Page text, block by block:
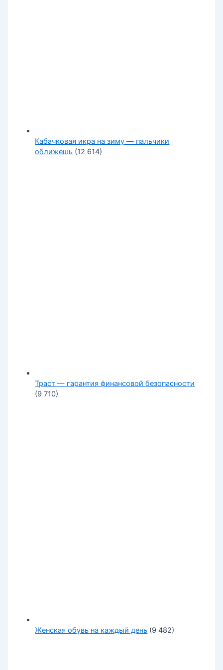
Кабачковая икра на зиму — пальчики
оближешь (12 614)
Траст — гарантия финансовой безопасности
(9 710)
Женская обувь на каждый день (9 482)